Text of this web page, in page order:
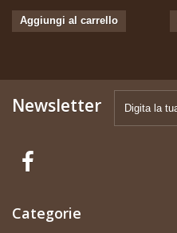
Aggiungi al carrello
Newsletter
Categorie